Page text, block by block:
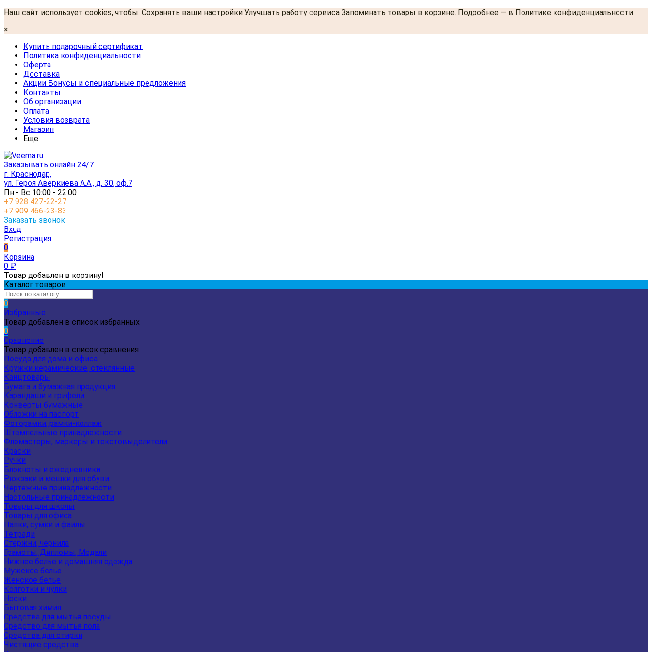
Наш сайт использует cookies, чтобы: Сохранять ваши настройки Улучшать работу сервиса Запоминать товары в корзине. Подробнее — в Политике конфиденциальности.
×
Купить подарочный сертификат
Политика конфиденциальности
Оферта
Доставка
Акции Бонусы и специальные предложения
Контакты
Об организации
Оплата
Условия возврата
Магазин
Еще
Заказывать онлайн 24/7
г. Краснодар,
ул. Героя Аверкиева А.А., д. 30, оф.7
Пн - Вс 10:00 - 22:00
+7 928 427-22-27
+7 909 466-23-83
Заказать звонок
Вход
Регистрация
0
Корзина
0 ₽
Товар добавлен в корзину!
Каталог товаров
0
Избранные
Товар добавлен в список избранных
0
Сравнение
Товар добавлен в список сравнения
Посуда для дома и офиса
Кружки керамические, стеклянные
Канцтовары
Бумага и бумажная продукция
Карандаши и грифели
Конверты бумажные
Обложки на паспорт
Фоторамки, рамки-коллаж
Штемпельные принадлежности
Фломастеры, маркеры и текстовыделители
Краски
Ручки
Блокноты и ежедневники
Рюкзаки и мешки для обуви
Чертежные принадлежности
Настольные принадлежности
Товары для школы
Товары для офиса
Папки, сумки и файлы
Тетради
Стержни, чернила
Грамоты, Дипломы, Медали
Нижнее белье и домашняя одежда
Мужское белье
Женское белье
Колготки и чулки
Носки
Бытовая химия
Средства для мытья посуды
Средство для мытья пола
Средства для стирки
Чистящие средства